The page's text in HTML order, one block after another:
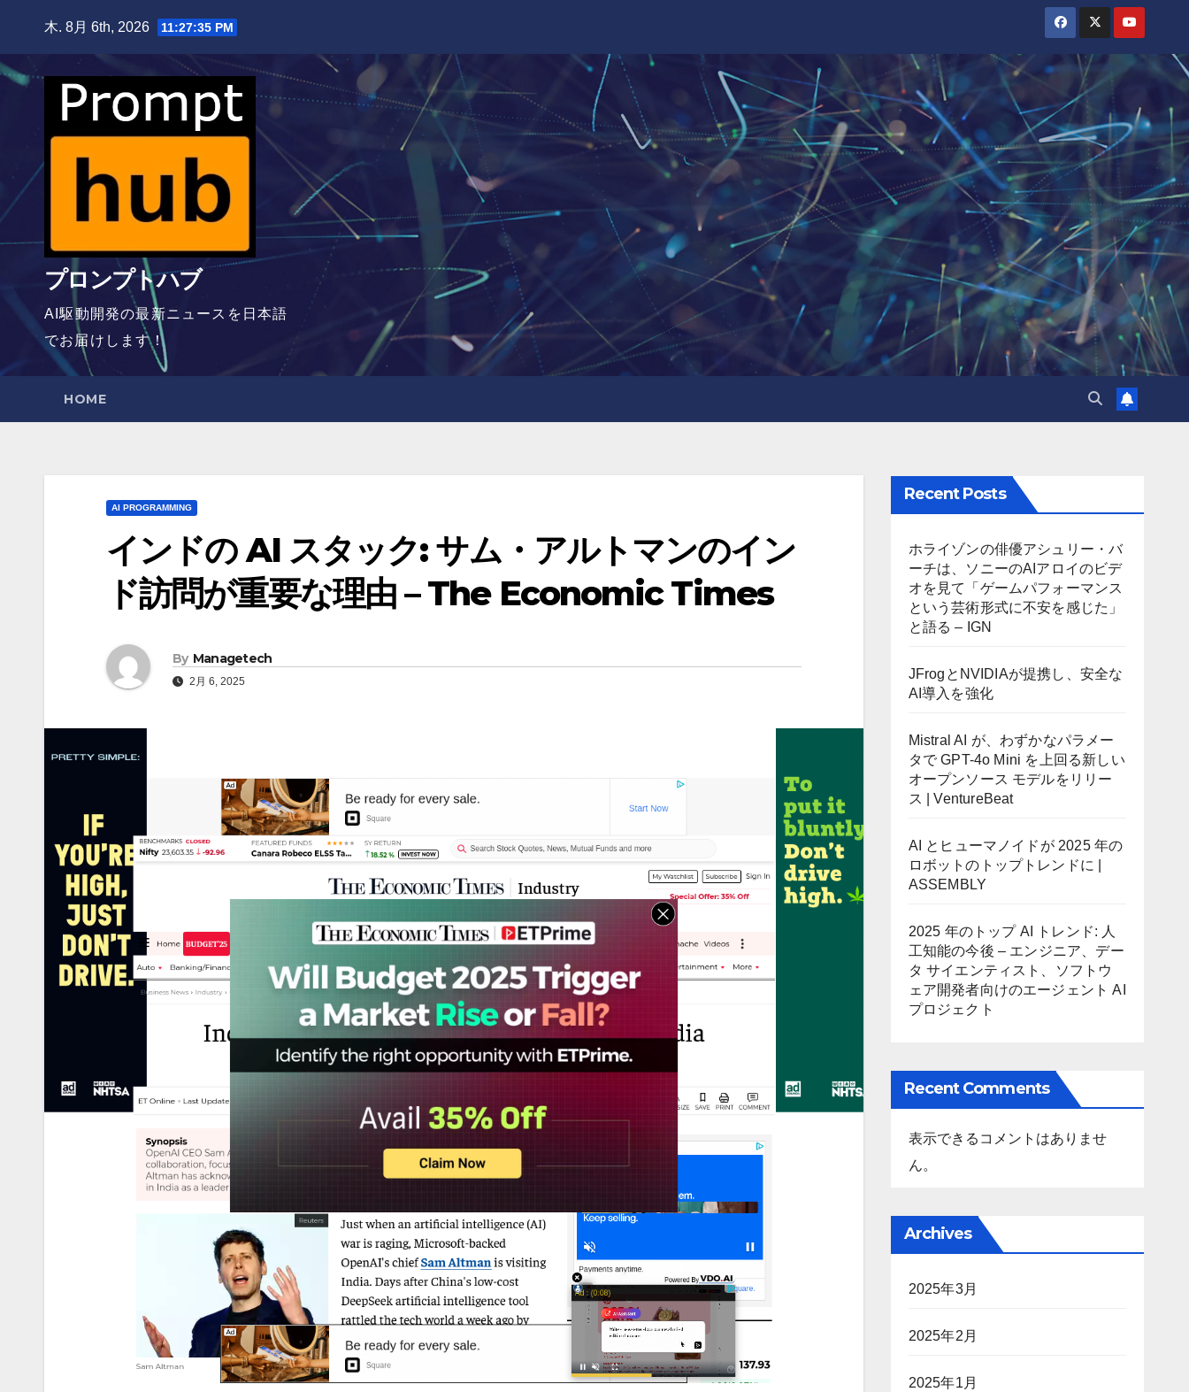
content
木. 8月 6th, 2026 11:27:36 PM
プロンプトハブ
AI駆動開発の最新ニュースを日本語
でお届けします！
HOME
AI PROGRAMMING
インドの AI スタック: サム・アルトマンのイン
ド訪問が重要な理由 – The Economic Times
By Managetech
2月 6, 2025
Recent Posts
ホライゾンの俳優アシュリー・バ
ーチは、ソニーのAIアロイのビデ
オを見て「ゲームパフォーマンス
という芸術形式に不安を感じた」
と語る – IGN
JFrogとNVIDIAが提携し、安全な
AI導入を強化
Mistral AI が、わずかなパラメー
タで GPT-4o Mini を上回る新しい
オープンソース モデルをリリー
ス | VentureBeat
AI とヒューマノイドが 2025 年の
ロボットのトップトレンドに |
ASSEMBLY
2025 年のトップ AI トレンド: 人
工知能の今後 – エンジニア、デー
タ サイエンティスト、ソフトウ
ェア開発者向けのエージェント AI
プロジェクト
Recent Comments
表示できるコメントはありませ
ん。
Archives
2025年3月
2025年2月
2025年1月